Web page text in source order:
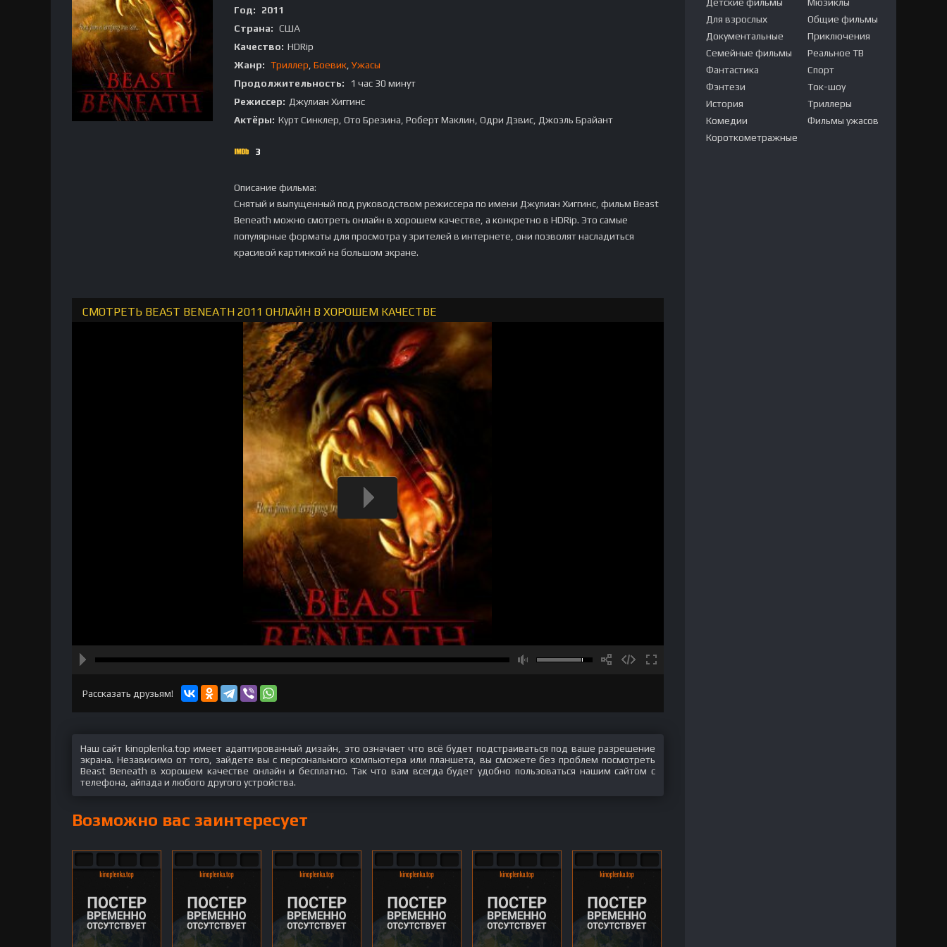
Год:
2011
Страна: США
Качество: HDRip
Жанр: Триллер Боевик Ужасы
Продолжительность:
1 час 30 минут
Режиссер: Джулиан Хиггинс
Актёры: Курт Синклер, Ото Брезина, Роберт Маклин, Одри Дэвис, Джоэль Брайант
3
Описание фильма:
Снятый и выпущенный под руководством режиссера по имени Джулиан Хиггинс, фильм Beast
Beneath можно смотреть онлайн в хорошем качестве, а конкретно в HDRip. Это самые
популярные форматы для просмотра у зрителей в интернете, они позволят насладиться
красивой картинкой на большом экране.
СМОТРЕТЬ BEAST BENEATH 2011 ОНЛАЙН В ХОРОШЕМ КАЧЕСТВЕ
Рассказать друзьям!
Наш сайт kinoplenka.top имеет адаптированный дизайн, это означает что всё будет подстраиваться под ваше разрешение
экрана. Независимо от того, зайдете вы с персонального компьютера или планшета, вы сможете без проблем посмотреть
Beast Beneath в хорошем качестве онлайн и бесплатно. Так что вам всегда будет удобно пользоваться нашим сайтом с
телефона, айпада и любого другого устройства.
Возможно вас заинтересует
Для взрослых
Документальные
Семейные фильмы
Фантастика
Фэнтези
История
Комедии
Короткометражные
Общие фильмы
Приключения
Реальное ТВ
Спорт
Ток-шоу
Триллеры
Фильмы ужасов